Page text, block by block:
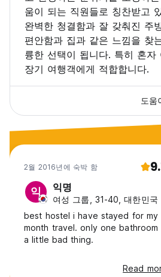
움이 되는 직원들로 칭찬받고
완벽한 청결함과 잘 갖춰진 주
편안함과 집과 같은 느낌을 찾
륭한 선택이 됩니다. 특히 혼자
장기 여행객에게 적합합니다.
도움
2월 2016년에 숙박 함
익 익명
여성 그룹, 31-40, 대한민국
best hostel i have stayed for my
month travel. only one bathroom
a little bad thing.
Read